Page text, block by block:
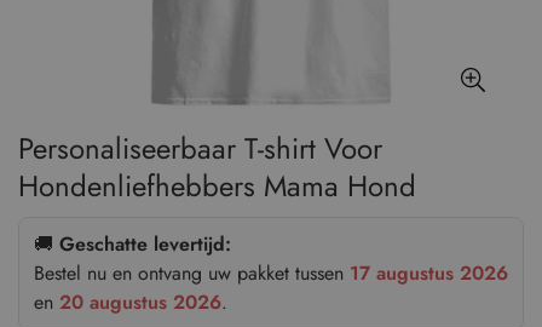
Personaliseerbaar T-shirt Voor
Hondenliefhebbers Mama Hond
🚚 Geschatte levertijd:
Bestel nu en ontvang uw pakket tussen 17 augustus 2026
en 20 augustus 2026.